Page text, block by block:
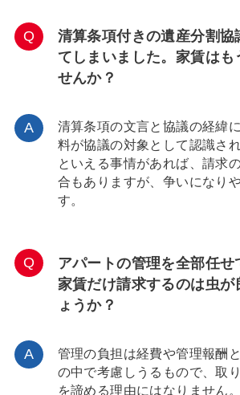
清算条項付きの遺産分割協
てしまいました。家賃はも
せんか？
清算条項の文言と協議の経緯
料が協議の対象として認識さ
といえる事情があれば、請求
合もありますが、争いになり
す。
アパートの管理を全部任せ
家賃だけ請求するのは虫が
ょうか？
管理の負担は経費や管理報酬
の中で考慮しうるもので、取
を諦める理由にはなりません